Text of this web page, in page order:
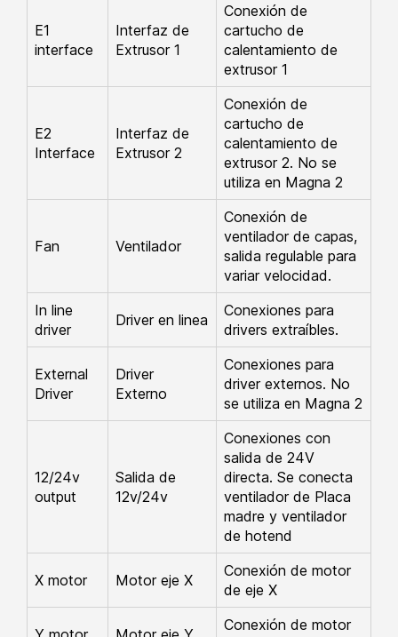
E1
interface
Interfaz de
Extrusor 1
Conexión de
cartucho de
calentamiento de
extrusor 1
E2
Interface
Interfaz de
Extrusor 2
Conexión de
cartucho de
calentamiento de
extrusor 2. No se
utiliza en Magna 2
Fan Ventilador
Conexión de
ventilador de capas,
salida regulable para
variar velocidad.
In line
driver
Driver en linea
Conexiones para
drivers extraíbles.
External
Driver
Driver
Externo
Conexiones para
driver externos. No
se utiliza en Magna 2
12/24v
output
Salida de
12v/24v
Conexiones con
salida de 24V
directa. Se conecta
ventilador de Placa
madre y ventilador
de hotend
X motor Motor eje X
Conexión de motor
de eje X
Conexión de motor